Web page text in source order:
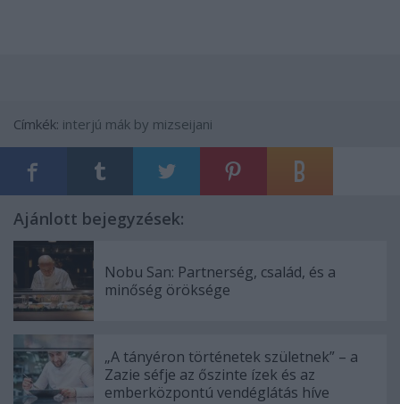
Címkék: interjú mák by mizseijani
Ajánlott bejegyzések:
Nobu San: Partnerség, család, és a
minőség öröksége
„A tányéron történetek születnek” – a
Zazie séfje az őszinte ízek és az
emberközpontú vendéglátás híve